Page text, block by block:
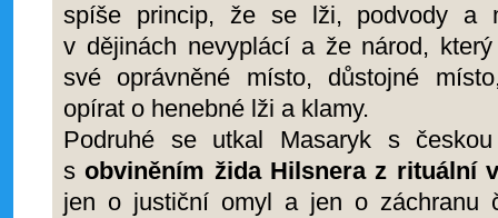
spíše princip, že se lži, podvody a
v dějinách nevyplácí a že národ,
své oprávněné místo, důstojné
opírat o henebné lži a klamy.
Podruhé se utkal Masaryk s
sobviněním žida Hilsnera z rituální
jen o justiční omyl a jen o záchranu